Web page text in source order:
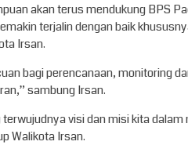
akan terus mendukung BPS
terjalin dengan baik
Irsan.
bagi perencanaan, monitoring
sambung Irsan.
visi dan misi kita
Walikota Irsan.